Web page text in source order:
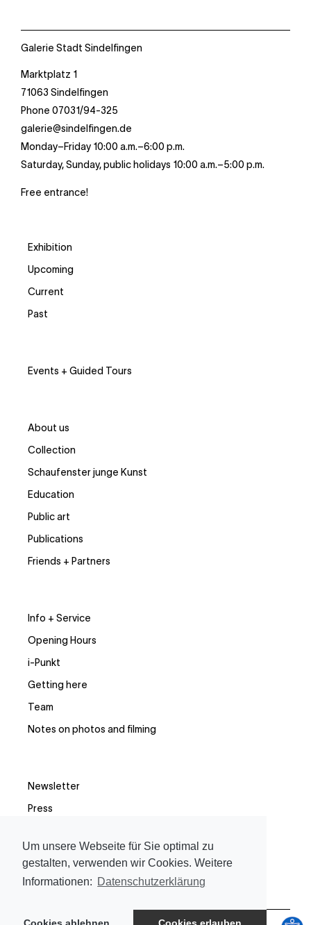
Um unsere Webseite für Sie optimal zu
gestalten, verwenden wir Cookies. Weitere
Informationen: Datenschutzerklärung
Ebene 3 Platzhalter
Galerie Stadt Sindelfingen
Marktplatz 1
71063 Sindelfingen
Phone 07031/94-325
galerie@sindelfingen.de
Monday–Friday 10:00 a.m.–6:00 p.m.
Saturday, Sunday, public holidays 10:00 a.m.–5:00 p.m.
Free entrance!
Exhibition
Upcoming
Current
Past
Events + Guided Tours
About us
Collection
Schaufenster junge Kunst
Education
Public art
Publications
Friends + Partners
Info + Service
Opening Hours
i-Punkt
Getting here
Team
Notes on photos and filming
Newsletter
Press
Instagram